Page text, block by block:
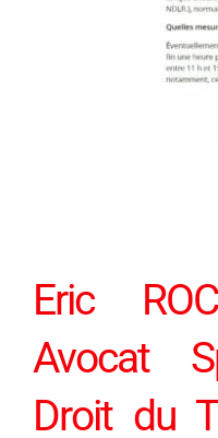
Eric
Avocat
Droit du